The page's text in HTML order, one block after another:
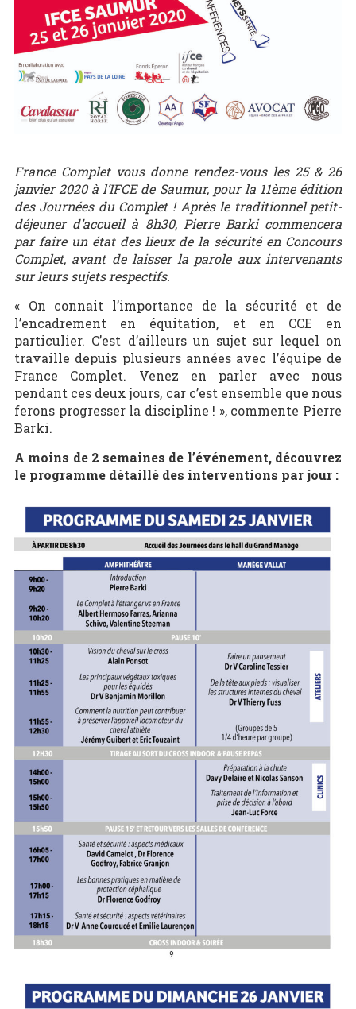
France Complet vous donne rendez-vous les 25 & 26
janvier 2020 à l’IFCE de Saumur, pour la 11ème édition
des Journées du Complet ! Après le traditionnel petit-
déjeuner d’accueil à 8h30, Pierre Barki commencera
par faire un état des lieux de la sécurité en Concours
Complet, avant de laisser la parole aux intervenants
sur leurs sujets respectifs.
« On connait l’importance de la sécurité et de
l’encadrement en équitation, et en CCE en
particulier. C’est d’ailleurs un sujet sur lequel on
travaille depuis plusieurs années avec l’équipe de
France Complet. Venez en parler avec nous
pendant ces deux jours, car c’est ensemble que nous
ferons progresser la discipline ! », commente Pierre
Barki.
A moins de 2 semaines de l’événement, découvrez
le programme détaillé des interventions par jour :